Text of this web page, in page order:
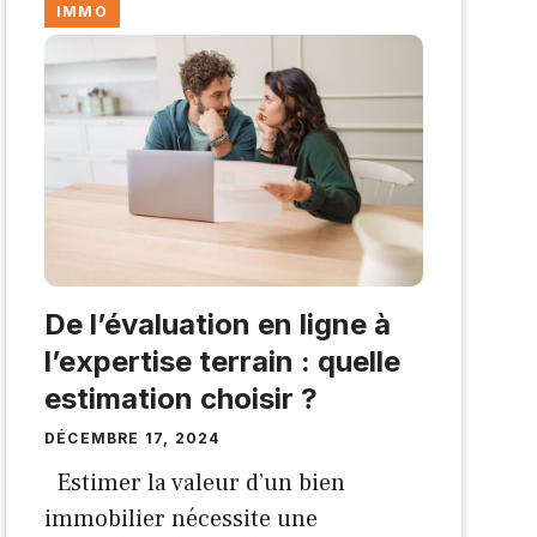
IMMO
De l’évaluation en ligne à
l’expertise terrain : quelle
estimation choisir ?
DÉCEMBRE 17, 2024
Estimer la valeur d’un bien
immobilier nécessite une